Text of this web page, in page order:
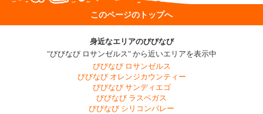
このページのトップへ
身近なエリアのびびなび
"びびなび ロサンゼルス" から近いエリアを表示中
びびなび ロサンゼルス
びびなび オレンジカウンティー
びびなび サンディエゴ
びびなび ラスベガス
びびなび シリコンバレー